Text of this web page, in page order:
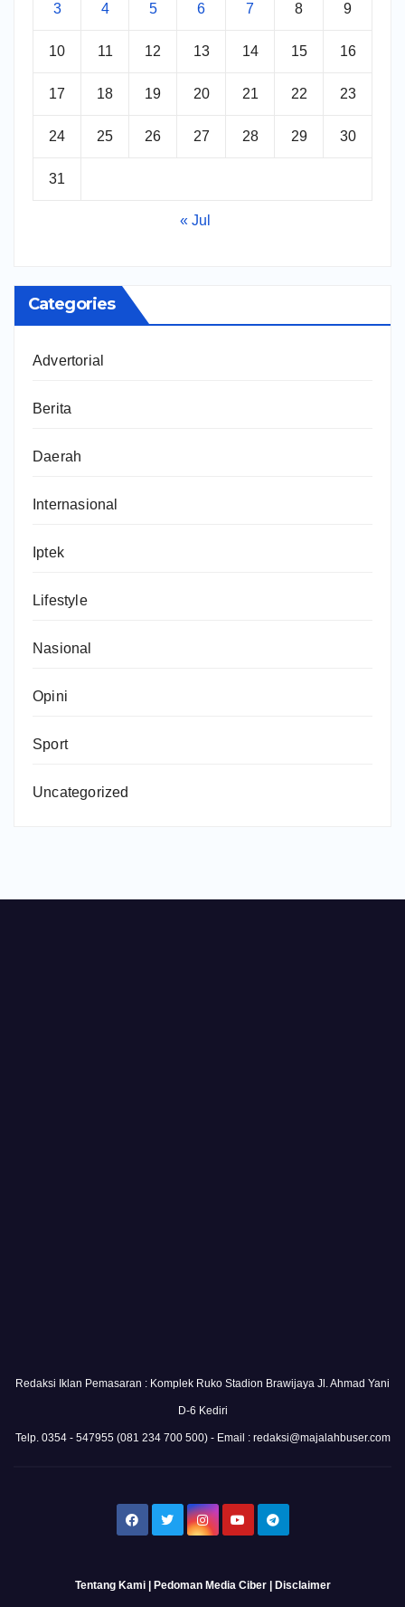
3 4 5 6 7 8 9
10 11 12 13 14 15 16
17 18 19 20 21 22 23
24 25 26 27 28 29 30
31
« Jul
Categories
Advertorial
Berita
Daerah
Internasional
Iptek
Lifestyle
Nasional
Opini
Sport
Uncategorized
Redaksi Iklan Pemasaran : Komplek Ruko Stadion Brawijaya Jl. Ahmad Yani
D-6 Kediri
Telp. 0354 - 547955 (081 234 700 500) - Email : redaksi@majalahbuser.com
Tentang Kami| Pedoman Media Ciber| Disclaimer